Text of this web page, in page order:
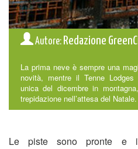
Autore: Redazione
La prima neve è sempre una
novità, mentre il Tenne Lodges
unica del dicembre in
trepidazione nell’attesa del Natale.
Le piste sono pronte e